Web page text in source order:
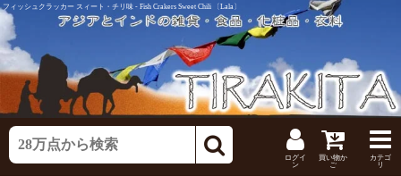
フィッシュクラッカー スィート・チリ味 - Fish Crakers Sweet Chili 〔Lala〕
ログイ
ン
買い物か
ご
カテゴ
リ